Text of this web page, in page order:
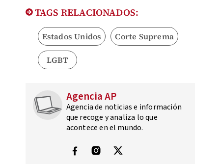
TAGS RELACIONADOS:
Estados Unidos Corte Suprema
LGBT
Agencia AP
Agencia de noticias e información
que recoge y analiza lo que
acontece en el mundo.